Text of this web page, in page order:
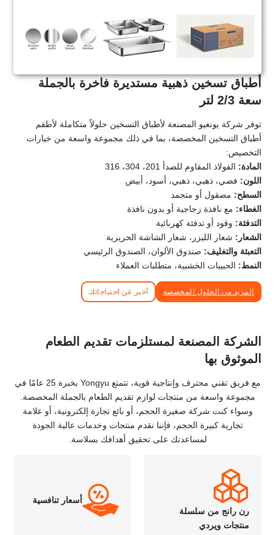
أطباق تسخين ذهبية مستديرة فاخرة بالجملة
سعة 2/3 لتر
توفر شركة يونغيو المصنعة لأطباق التسخين حلولاً متكاملة لأطقم
أطباق التسخين المخصصة، بما في ذلك مجموعة واسعة من خيارات
التخصيص:
المادة: الفولاذ المقاوم للصدأ 201، 304، 316
اللون: فضي، ذهبي، ذهبي، أسود، أبيض
السطح: مصقول أو متجمد
الغطاء: مع نافذة زجاجية أو بدون نافذة
التدفئة: وقود أو تدفئة كهربائية
الشعار: شعار الليزر، شعار الشاشة الحريرية
التعبئة والتغليف: صندوق الألوان، الصندوق الرئيسي
النمط: الحبيبات الخشبية، متطلبات العملاء
المزيد من الحلول المخصصة أخبر عن احتياجاتك
الشركة المصنعة لمستلزمات تقديم الطعام
الموثوق بها
مع فريق تقني محترف وإنتاجية قوية، تتمتع Yongyu بخبرة 25 عامًا في
مجموعة واسعة من منتجات لوازم تقديم الطعام بالجملة المخصصة.
وسواء كنت شركة صغيرة الحجم، أو بائع تجارة إلكترونية، أو علامة
تجارية كبيرة الحجم، فإننا نقدم منتجات وخدمات عالية الجودة
لمساعدتك على تحقيق أهدافك بسلاسة.
رن رانج من سلسلة
منتجات ويردي
أسعار تنافسية